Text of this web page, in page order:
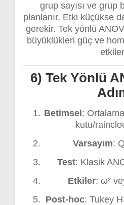
grup sayısı ve grup
planlanır. Etki küçükse
gerekir. Tek yönlü
büyüklükleri güç ve
6) Tek Yönlü
Betimsel:
kutu/
Varsayım:
Test: Klasik
Etkiler: ω²
Post-hoc: Tukey